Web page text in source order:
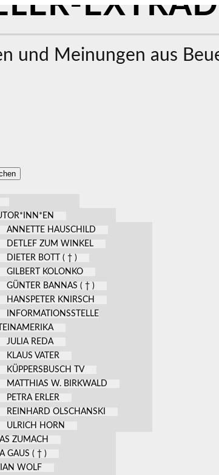
und Meinungen aus
ANNETTE HAUSCHILD
DETLEF ZUM WINKEL
DIETER BOTT ( † )
GILBERT KOLONKO
GÜNTER BANNAS ( † )
HANSPETER KNIRSCH
INFORMATIONSSTELLE
JULIA REDA
KLAUS VATER
KÜPPERSBUSCH TV
MATTHIAS W. BIRKWALD
PETRA ERLER
REINHARD OLSCHANSKI
ULRICH HORN
ZUMACH
GAUS ( † )
WOLF